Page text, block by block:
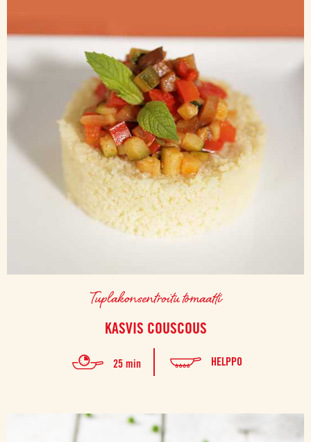
Tuplakonsentroitu tomaatti
KASVIS COUSCOUS
25 min HELPPO